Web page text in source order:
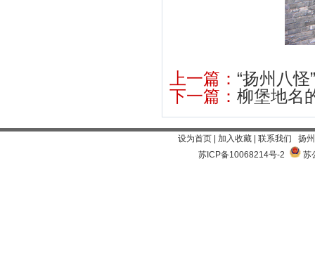
上一篇： “扬州八
下一篇： 柳堡地名
设为首页 加入收藏 联系我们 扬
苏ICP备10068214号-2
苏